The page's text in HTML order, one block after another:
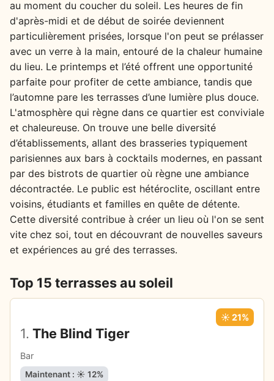
au moment du coucher du soleil. Les heures de fin
d'après-midi et de début de soirée deviennent
particulièrement prisées, lorsque l'on peut se prélasser
avec un verre à la main, entouré de la chaleur humaine
du lieu. Le printemps et l’été offrent une opportunité
parfaite pour profiter de cette ambiance, tandis que
l’automne pare les terrasses d’une lumière plus douce.
L'atmosphère qui règne dans ce quartier est conviviale
et chaleureuse. On trouve une belle diversité
d’établissements, allant des brasseries typiquement
parisiennes aux bars à cocktails modernes, en passant
par des bistrots de quartier où règne une ambiance
décontractée. Le public est hétéroclite, oscillant entre
voisins, étudiants et familles en quête de détente.
Cette diversité contribue à créer un lieu où l'on se sent
vite chez soi, tout en découvrant de nouvelles saveurs
et expériences au gré des terrasses.
Top 15 terrasses au soleil
1. The Blind Tiger
Bar
☀️ 21%
Maintenant : ☀️ 12%